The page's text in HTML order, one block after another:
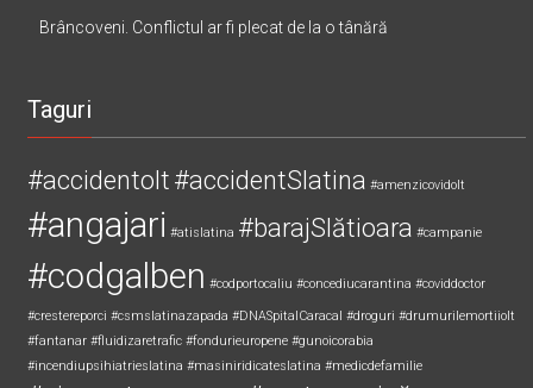
Brâncoveni. Conflictul ar fi plecat de la o tânără
Taguri
#accidentolt #accidentSlatina #amenzicovidolt
#angajari #atislatina #barajSlătioara #campanie
#codgalben #codportocaliu #concediucarantina #coviddoctor
#crestereporci #csmslatinazapada #DNASpitalCaracal #droguri #drumurilemortiiolt
#fantanar #fluidizaretrafic #fondurieuropene #gunoicorabia
#incendiupsihiatrieslatina #masiniridicateslatina #medicdefamilie